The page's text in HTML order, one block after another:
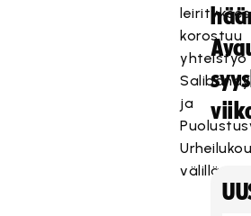
korostuu
yhteistyö
ja
välillä.